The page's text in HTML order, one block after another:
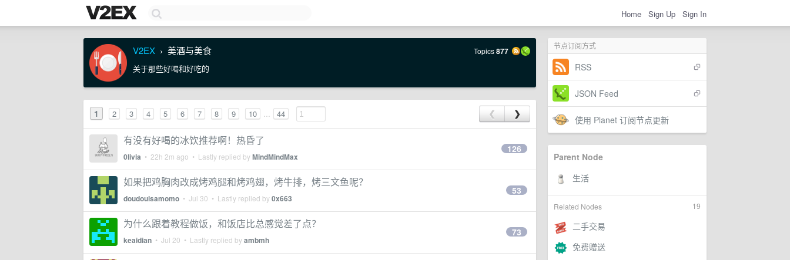
Home Sign Up Sign In
节点订阅方式
RSS
JSON Feed
使用 Planet 订阅节点更新
Parent Node
19
Related Nodes
V2EX › 美酒与美食 Topics877
关于那些好喝和好吃的
1 2 3 4 5 6 7 8 9 10 ... 44 ❮ ❯
有没有好喝的冰饮推荐啊！热昏了
0livia • 22h 2m ago • Lastly replied byMindMindMax
126
如果把鸡胸肉改成烤鸡腿和烤鸡翅，烤牛排，烤三文鱼呢？
doudouisamomo • Jul 30 • Lastly replied by0x663
53
为什么跟着教程做饭，和饭店比总感觉差了点？
keaidian • Jul 20 • Lastly replied byambmh
73